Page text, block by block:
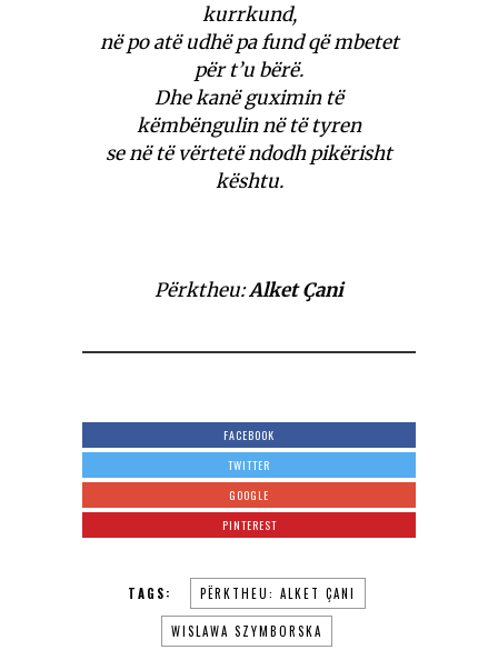
kurrkund,
në po atë udhë pa fund që mbetet
për t’u bërë.
Dhe kanë guximin të
këmbëngulin në të tyren
se në të vërtetë ndodh pikërisht
kështu.
Përktheu:Alket Çani
FACEBOOK
TWITTER
GOOGLE
PINTEREST
TAGS: PËRKTHEU: ALKET ÇANI
WISLAWA SZYMBORSKA